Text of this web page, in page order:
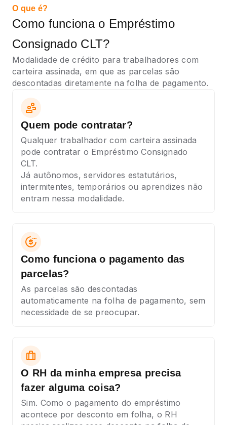
O que é?
Como funciona o Empréstimo
Consignado CLT?
Modalidade de crédito para trabalhadores com
carteira assinada, em que as parcelas são
descontadas diretamente na folha de pagamento.
Quem pode contratar?
Qualquer trabalhador com carteira assinada
pode contratar o Empréstimo Consignado
CLT.
Já autônomos, servidores estatutários,
intermitentes, temporários ou aprendizes não
entram nessa modalidade.
Como funciona o pagamento das
parcelas?
As parcelas são descontadas
automaticamente na folha de pagamento, sem
necessidade de se preocupar.
O RH da minha empresa precisa
fazer alguma coisa?
Sim. Como o pagamento do empréstimo
acontece por desconto em folha, o RH